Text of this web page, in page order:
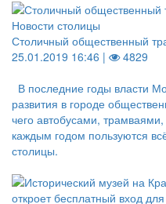
Новости столицы
Столичный общественный
25.01.2019 16:46 |
4829
В последние годы власти
развития в городе
чего автобусами,
каждым годом пользуются
столицы.